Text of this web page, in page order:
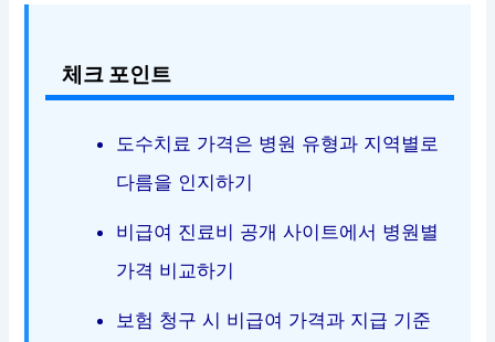
체크 포인트
도수치료 가격은 병원 유형과 지역별로
다름을 인지하기
비급여 진료비 공개 사이트에서 병원별
가격 비교하기
보험 청구 시 비급여 가격과 지급 기준